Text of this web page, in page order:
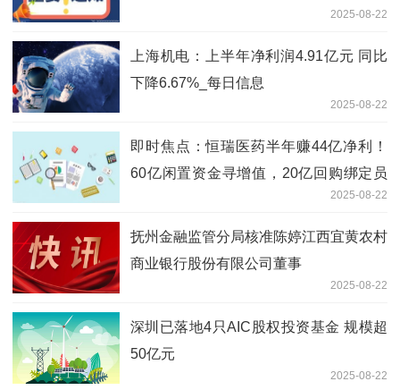
2025-08-22
上海机电：上半年净利润4.91亿元 同比
下降6.67%_每日信息
2025-08-22
即时焦点：恒瑞医药半年赚44亿净利！
60亿闲置资金寻增值，20亿回购绑定员
2025-08-22
抚州金融监管分局核准陈婷江西宜黄农村
商业银行股份有限公司董事
2025-08-22
深圳已落地4只AIC股权投资基金 规模超
50亿元
2025-08-22